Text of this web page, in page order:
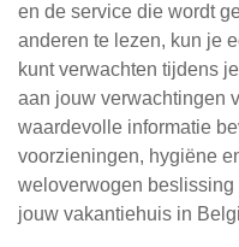
en de service die wordt
anderen te lezen, kun je
kunt verwachten tijdens
aan jouw verwachtingen
waardevolle informatie
voorzieningen, hygiëne
weloverwogen
jouw vakantiehuis in